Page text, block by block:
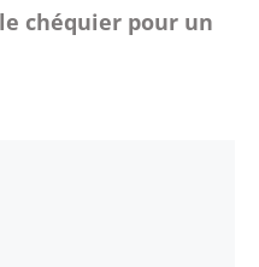
chéquier pour un